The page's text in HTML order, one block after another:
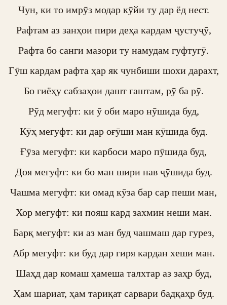
Чун, ки то имрӯз модар кӯйи ту дар ёд нест.
Рафтам аз занҳои пири деҳа кардам ҷустуҷӯ,
Рафта бо санги мазори ту намудам гуфтугӯ.
Гӯш кардам рафта ҳар як чунбиши шохи дарахт,
Бо гиёҳу сабзаҳои дашт гаштам, рӯ ба рӯ.
Рӯд мегуфт: ки ӯ оби маро нӯшида буд,
Кӯҳ мегуфт: ки дар оғӯши ман кӯшида буд.
Ғӯза мегуфт: ки карбоси маро пӯшида буд,
Доя мегуфт: ки бо ман шири нав ҷӯшида буд.
Чашма мегуфт: ки омад кӯза бар сар пеши ман,
Хор мегуфт: ки пояш кард захмин неши ман.
Барқ мегуфт: ки аз ман буд чашмаш дар гурез,
Абр мегуфт: ки буд дар гиря кардан хеши ман.
Шаҳд дар комаш ҳамеша талхтар аз заҳр буд,
Ҳам шариат, ҳам тариқат сарвари бадқаҳр буд.